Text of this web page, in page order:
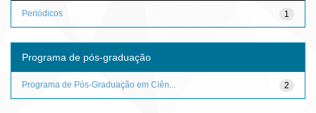
1
Periódicos
Programa de pós-graduação
2
Programa de Pós-Graduação em Ciên...